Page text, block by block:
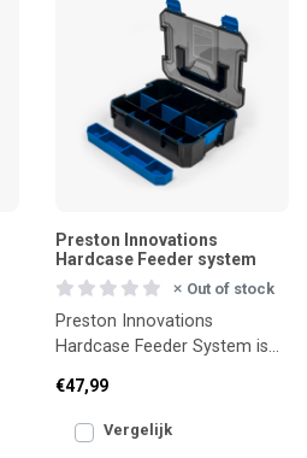
Preston Innovations
Hardcase Feeder system
Out of stock
Preston Innovations
Hardcase Feeder System is
oplossing om voerkorven
overzic
€47,99
Vergelijk